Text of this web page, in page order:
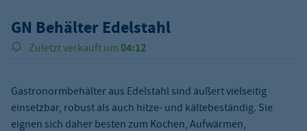
GN Behälter Edelstahl
Über148.000Produkte verkauft!
Zuletzt verkauft um 04:12
Gastronormbehälter aus Edelstahl sind äußert vielseitig
einsetzbar, robust als auch hitze- und kältebeständig. Sie
eignen sich daher besten zum Kochen, Aufwärmen,